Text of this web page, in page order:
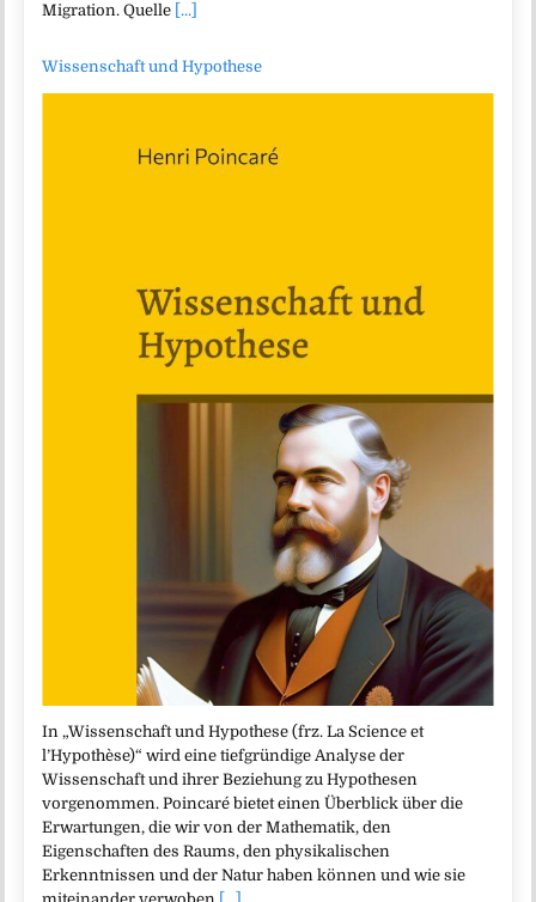
Migration. Quelle [...]
Wissenschaft und Hypothese
In „Wissenschaft und Hypothese (frz. La Science et
l’Hypothèse)“ wird eine tiefgründige Analyse der
Wissenschaft und ihrer Beziehung zu Hypothesen
vorgenommen. Poincaré bietet einen Überblick über die
Erwartungen, die wir von der Mathematik, den
Eigenschaften des Raums, den physikalischen
Erkenntnissen und der Natur haben können und wie sie